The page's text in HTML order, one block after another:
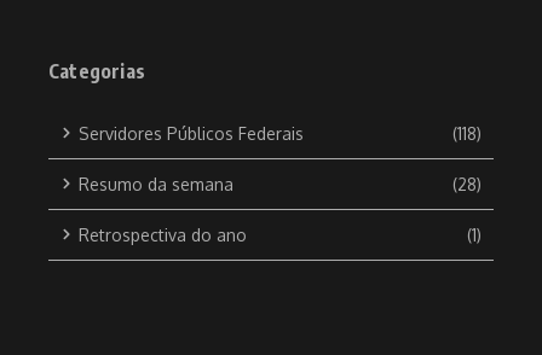
Categorias
Servidores Públicos Federais (118)
Resumo da semana (28)
Retrospectiva do ano (1)